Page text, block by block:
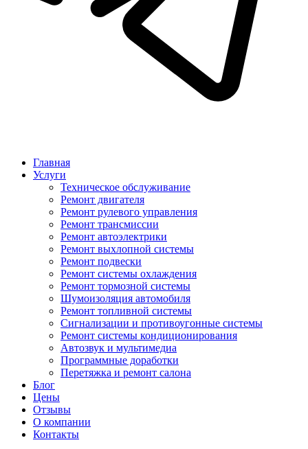
Главная
Услуги
Техническое обслуживание
Ремонт двигателя
Ремонт рулевого управления
Ремонт трансмиссии
Ремонт автоэлектрики
Ремонт выхлопной системы
Ремонт подвески
Ремонт системы охлаждения
Ремонт тормозной системы
Шумоизоляция автомобиля
Ремонт топливной системы
Сигнализации и противоугонные системы
Ремонт системы кондиционирования
Автозвук и мультимедиа
Программные доработки
Перетяжка и ремонт салона
Блог
Цены
Отзывы
О компании
Контакты